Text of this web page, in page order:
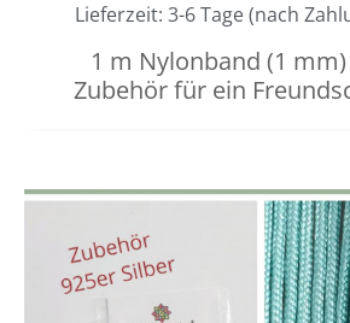
Lieferzeit: 3-6 Tage (nach
1 m Nylonband (1
Zubehör für ein